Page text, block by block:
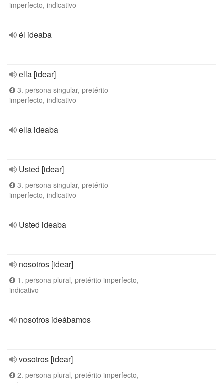
imperfecto, indicativo
él ideaba
ella [idear]
3. persona singular, pretérito
imperfecto, indicativo
ella ideaba
Usted [idear]
3. persona singular, pretérito
imperfecto, indicativo
Usted ideaba
nosotros [idear]
1. persona plural, pretérito imperfecto,
indicativo
nosotros ideábamos
vosotros [idear]
2. persona plural, pretérito imperfecto,